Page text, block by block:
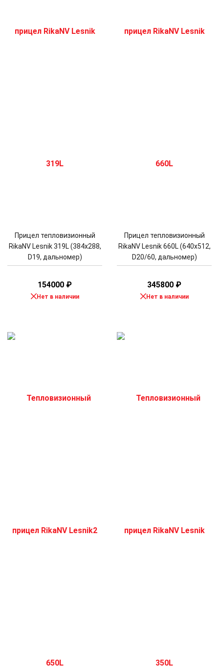
Прицел тепловизионный
RikaNV Lesnik 319L (384x288,
D19, дальномер)
154000 ₽
Нет в наличии
Прицел тепловизионный
RikaNV Lesnik 660L (640x512,
D20/60, дальномер)
345800 ₽
Нет в наличии